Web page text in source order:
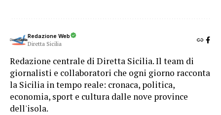
Redazione Web
Diretta Sicilia
Redazione centrale di Diretta Sicilia. Il team di
giornalisti e collaboratori che ogni giorno racconta
la Sicilia in tempo reale: cronaca, politica,
economia, sport e cultura dalle nove province
dell'isola.